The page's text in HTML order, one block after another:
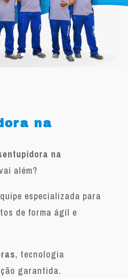
na
na
além?
especializada para
de forma ágil e
, tecnologia
garantida.